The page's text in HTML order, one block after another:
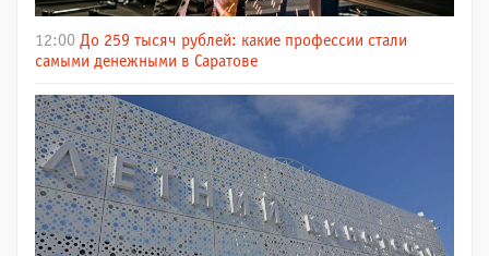
12:00 До 259 тысяч рублей: какие профессии стали
самыми денежными в Саратове